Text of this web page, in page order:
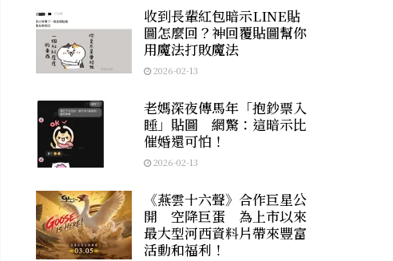
收到長輩紅包暗示LINE貼
圖怎麼回？神回覆貼圖幫你
用魔法打敗魔法
2026-02-13
老媽深夜傳馬年「抱鈔票入
睡」貼圖 網驚：這暗示比
催婚還可怕！
2026-02-13
《燕雲十六聲》合作巨星公
開 空降巨蛋 為上市以來
最大型河西資料片帶來豐富
活動和福利！